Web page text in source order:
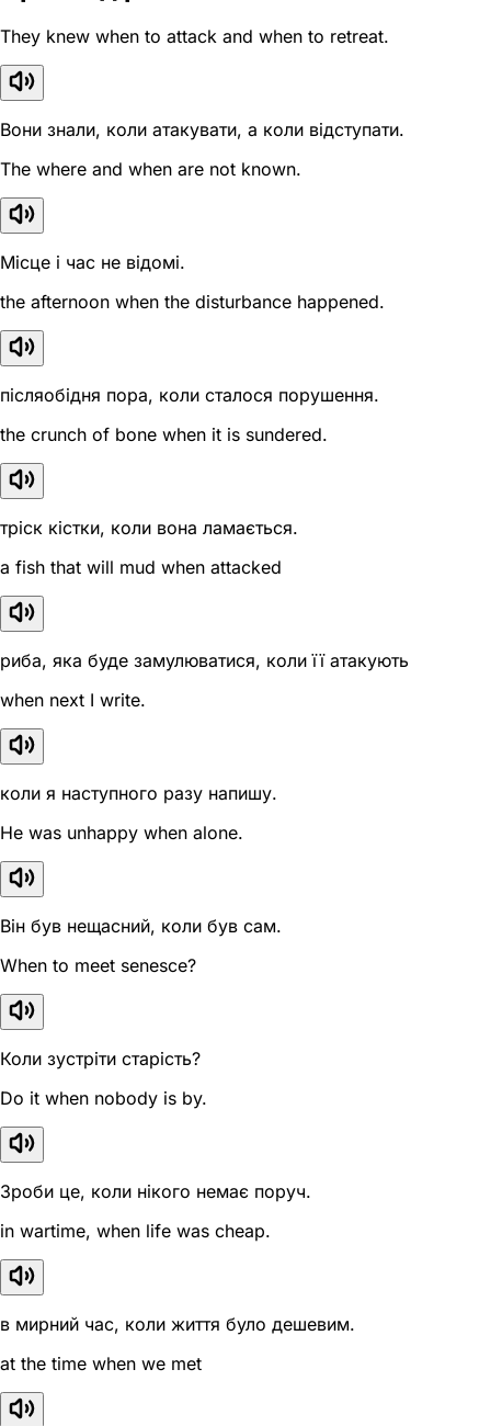
They knew when to attack and when to retreat.
Вони знали, коли атакувати, а коли відступати.
The where and when are not known.
Місце і час не відомі.
the afternoon when the disturbance happened.
післяобідня пора, коли сталося порушення.
the crunch of bone when it is sundered.
тріск кістки, коли вона ламається.
a fish that will mud when attacked
риба, яка буде замулюватися, коли її атакують
when next I write.
коли я наступного разу напишу.
He was unhappy when alone.
Він був нещасний, коли був сам.
When to meet senesce?
Коли зустріти старість?
Do it when nobody is by.
Зроби це, коли нікого немає поруч.
in wartime, when life was cheap.
в мирний час, коли життя було дешевим.
at the time when we met